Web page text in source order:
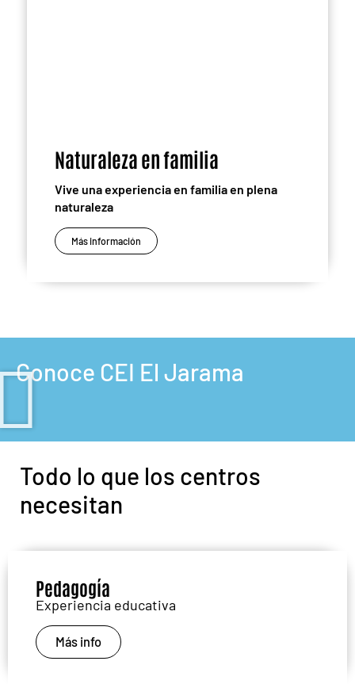
Naturaleza en familia
Vive una experiencia en familia en plena
naturaleza
Más información
Conoce CEI El Jarama
Todo lo que los centros
necesitan
Pedagogía
Experiencia educativa
Más info